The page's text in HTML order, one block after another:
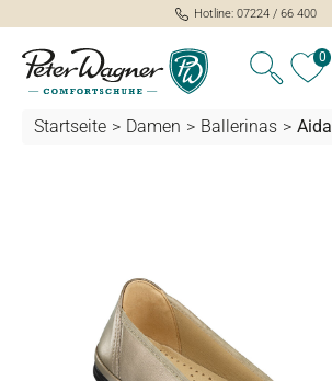
springen
Hotline: 07224 / 66 400
0
Startseite > Damen > Ballerinas > Aida